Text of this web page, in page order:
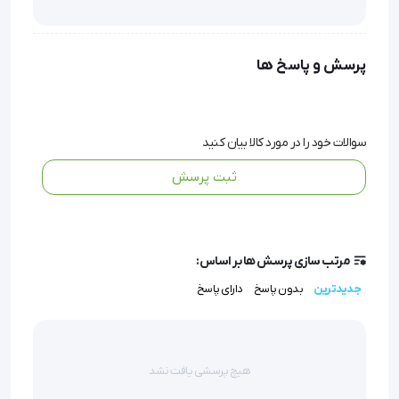
محل تولید: شهر شنژن کشور چین
پرسش و پاسخ ها
سوالات خود را در مورد کالا بیان کنید
ثبت پرسش
مرتب سازی پرسش ها بر اساس:
جدیدترین بدون پاسخ دارای پاسخ
هیچ پرسشی یافت نشد